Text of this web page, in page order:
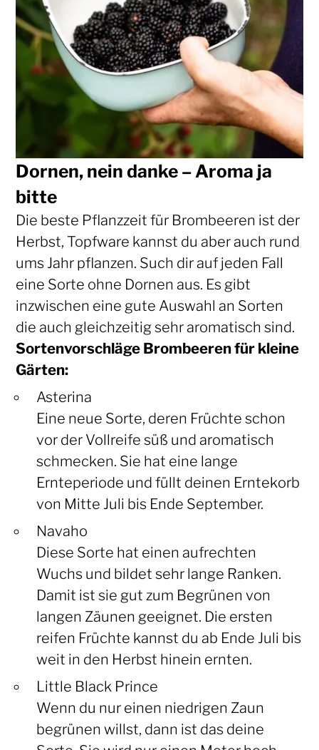
Dornen, nein danke – Aroma ja
bitte
Die beste Pflanzzeit für Brombeeren ist der
Herbst, Topfware kannst du aber auch rund
ums Jahr pflanzen. Such dir auf jeden Fall
eine Sorte ohne Dornen aus. Es gibt
inzwischen eine gute Auswahl an Sorten
die auch gleichzeitig sehr aromatisch sind.
Sortenvorschläge Brombeeren für kleine
Gärten:
Asterina
Eine neue Sorte, deren Früchte schon
vor der Vollreife süß und aromatisch
schmecken. Sie hat eine lange
Ernteperiode und füllt deinen Erntekorb
von Mitte Juli bis Ende September.
Navaho
Diese Sorte hat einen aufrechten
Wuchs und bildet sehr lange Ranken.
Damit ist sie gut zum Begrünen von
langen Zäunen geeignet. Die ersten
reifen Früchte kannst du ab Ende Juli bis
weit in den Herbst hinein ernten.
Little Black Prince
Wenn du nur einen niedrigen Zaun
begrünen willst, dann ist das deine